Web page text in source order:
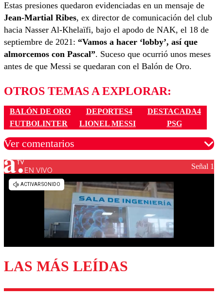
Estas presiones quedaron evidenciadas en un mensaje de
Jean-Martial Ribes, ex director de comunicación del club
hacia Nasser Al-Khelaïfi, bajo el apodo de NAK, el 18 de
septiembre de 2021: “Vamos a hacer ‘lobby’, así que
almorcemos con Pascal”. Suceso que ocurrió unos meses
antes de que Messi se quedaran con el Balón de Oro.
OTROS TEMAS A EXPLORAR:
BALÓN DE ORO DEPORTES4
DESTACADA4
FUTBOLINTER
LIONEL MESSI PSG
Ver comentarios
Los comentarios son moderados para garantizar un
diálogo respetuoso.
Enviar comentario
EN VIVO Señal 1
LAS MÁS LEÍDAS